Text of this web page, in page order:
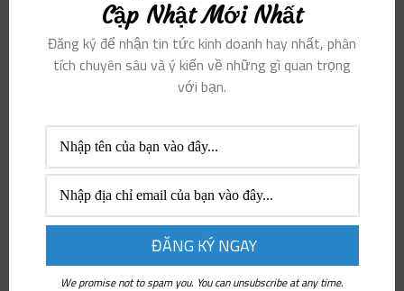
Thông tin doanh nghiệp
Tri thức & Nghệ thuật
Tuyển dụng & Việc làm
Cập Nhật Mới Nhất
Đăng ký để nhận tin tức kinh doanh hay nhất, phân
tích chuyên sâu và ý kiến ​​về những gì quan trọng
với bạn.
We promise not to spam you. You can unsubscribe at any time.